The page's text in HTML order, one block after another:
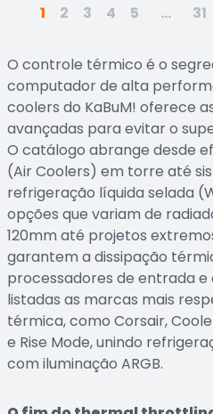
1 2 3 4 5 ... 31
O controle térmico é o
computador de alta
coolers do KaBuM! oferece
avançadas para evitar o
O catálogo abrange desde
(Air Coolers) em torre até
refrigeração líquida selada
opções que variam de
120mm até projetos
garantem a dissipação
processadores de entrada e
listadas as marcas mais
térmica, como Corsair,
e Rise Mode, unindo
com iluminação ARGB.